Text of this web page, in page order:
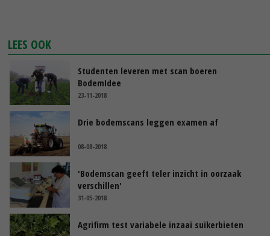
LEES OOK
Studenten leveren met scan boeren
BodemIdee
23-11-2018
Drie bodemscans leggen examen af
08-08-2018
'Bodemscan geeft teler inzicht in oorzaak
verschillen'
31-05-2018
Agrifirm test variabele inzaai suikerbieten